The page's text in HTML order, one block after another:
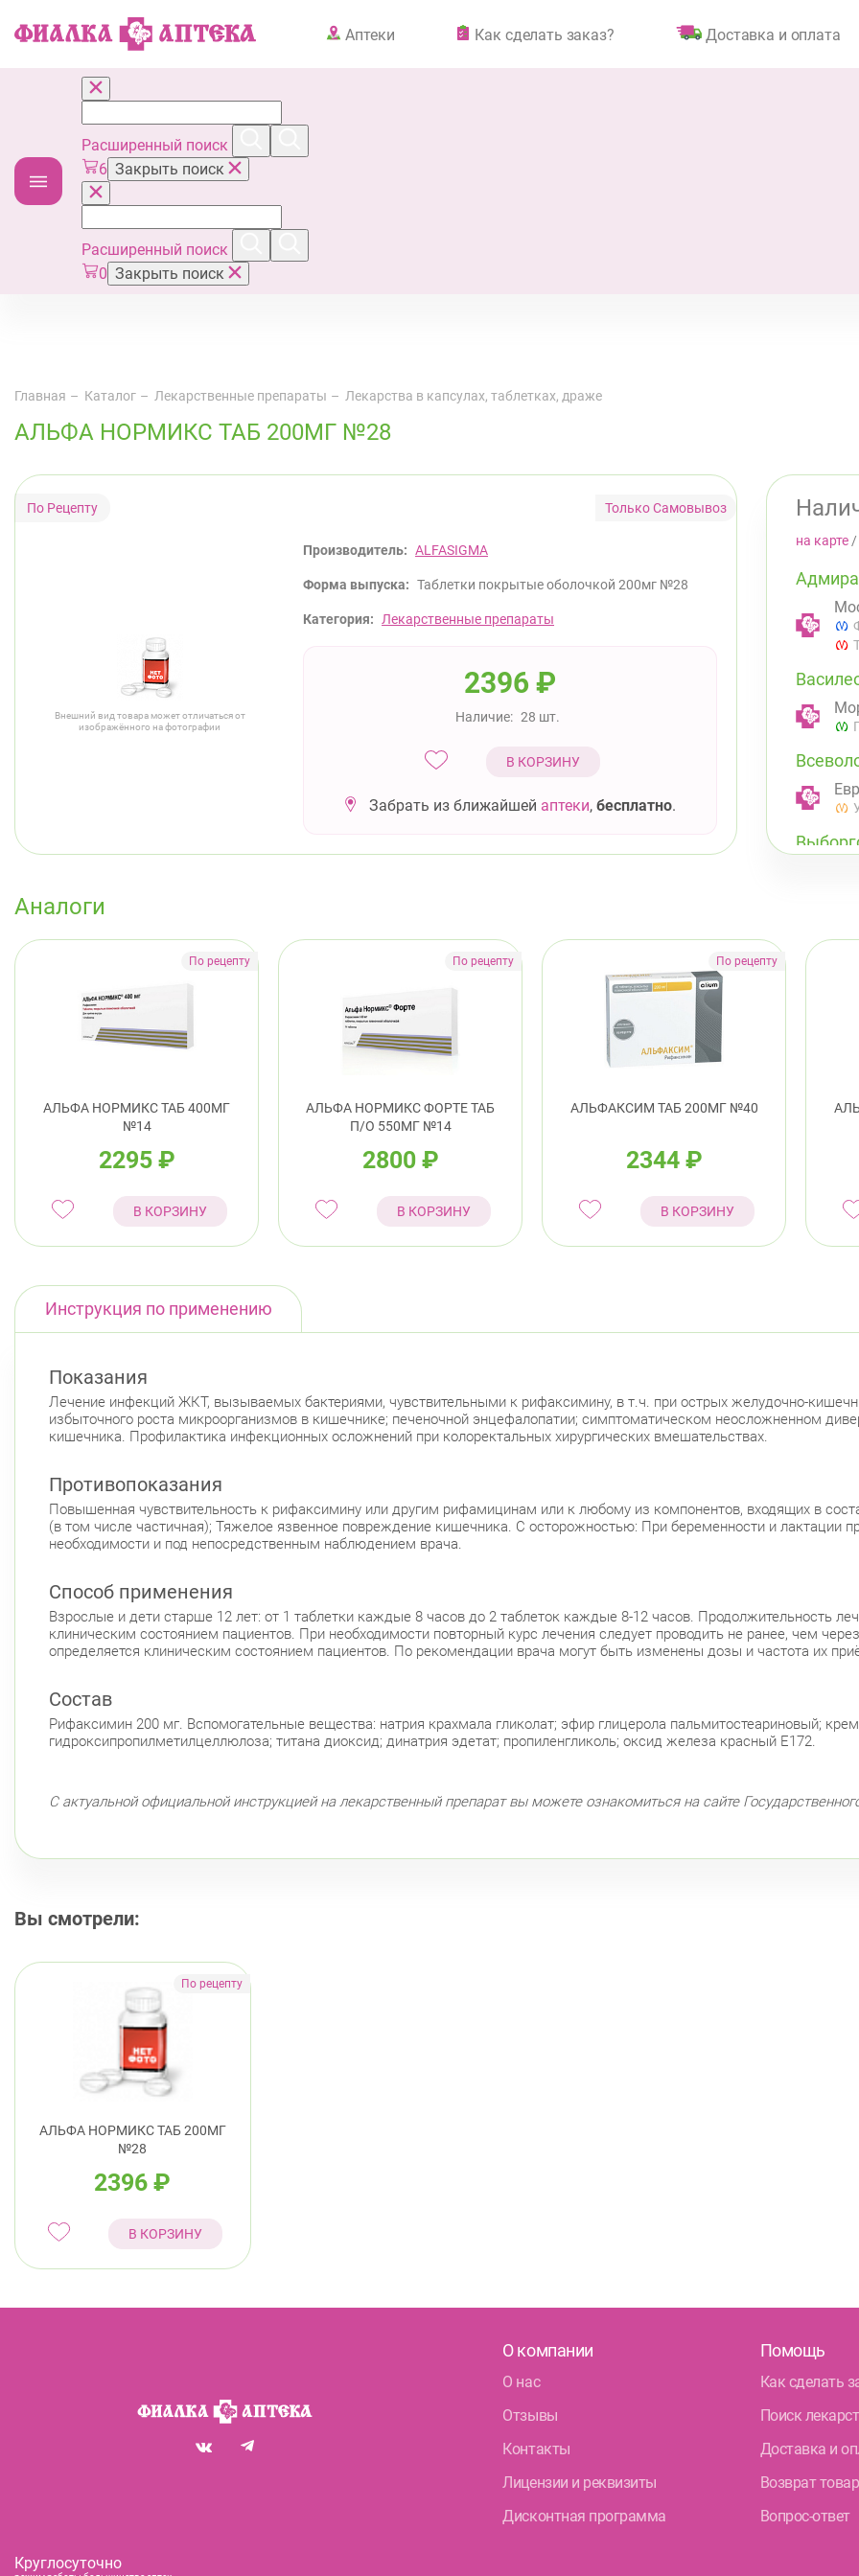
Аптеки Как сделать заказ? Доставка и оплата
Расширенный поиск
6 Закрыть поиск
Расширенный поиск
0 Закрыть поиск
Главная Каталог Лекарственные препараты Лекарства в капсулах, таблетках, драже
АЛЬФА НОРМИКС ТАБ 200МГ №28
Только Самовывоз
Внешний вид товара может отличаться от
изображённого на фотографии
Производитель: ALFASIGMA
Форма выпуска: Таблетки покрытые оболочкой 200мг №28
Категория: Лекарственные препараты
2396 ₽
Наличие: 28 шт.
В КОРЗИНУ
Забрать из ближайшей аптеки, бесплатно.
на карте /
Аналоги
АЛЬФА НОРМИКС ТАБ 400МГ
№14
2295 ₽
В КОРЗИНУ
АЛЬФА НОРМИКС ФОРТЕ ТАБ
П/О 550МГ №14
2800 ₽
В КОРЗИНУ
АЛЬФАКСИМ ТАБ 200МГ №40
2344 ₽
В КОРЗИНУ
Инструкция по применению
Показания
Лечение инфекций ЖКТ, вызываемых бактериями, чувствительными к рифаксимину, в т.ч. при острых желудочно-
избыточного роста микроорганизмов в кишечнике; печеночной энцефалопатии; симптоматическом неосложненном
кишечника. Профилактика инфекционных осложнений при колоректальных хирургических вмешательствах.
Противопоказания
Повышенная чувствительность к рифаксимину или другим рифамицинам или к любому из компонентов, входящих в
(в том числе частичная); Тяжелое язвенное повреждение кишечника. С осторожностью: При беременности и лактации
необходимости и под непосредственным наблюдением врача.
Способ применения
Взрослые и дети старше 12 лет: от 1 таблетки каждые 8 часов до 2 таблеток каждые 8-12 часов. Продолжительность
клиническим состоянием пациентов. При необходимости повторный курс лечения следует проводить не ранее, чем
определяется клиническим состоянием пациентов. По рекомендации врача могут быть изменены дозы и частота их
Состав
Рифаксимин 200 мг. Вспомогательные вещества: натрия крахмала гликолат; эфир глицерола пальмитостеариновый;
гидроксипропилметилцеллюлоза; титана диоксид; динатрия эдетат; пропиленгликоль; оксид железа красный Е172.
С актуальной официальной инструкцией на лекарственный препарат вы можете ознакомиться на сайте
Вы смотрели:
АЛЬФА НОРМИКС ТАБ 200МГ
№28
2396₽
В КОРЗИНУ
О компании
О нас
Отзывы
Контакты
Лицензии и реквизиты
Дисконтная программа
Помощь
Как сделать
Поиск
Доставка и
Возврат
Вопрос-ответ
Круглосуточно